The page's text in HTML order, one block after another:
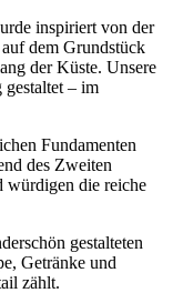
inspiriert von der
dem Grundstück
der Küste. Unsere
gestaltet – im
Fundamenten
des Zweiten
würdigen die reiche
gestalteten
Getränke und
zählt.